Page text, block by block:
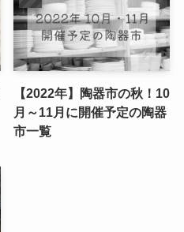
【2022年】陶器市の秋！10
月～11月に開催予定の陶器
市一覧